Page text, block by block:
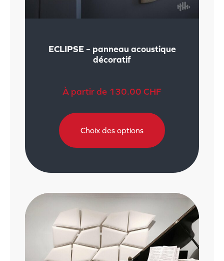
ECLIPSE – panneau acoustique
décoratif
À partir de 130.00 CHF
Choix des options